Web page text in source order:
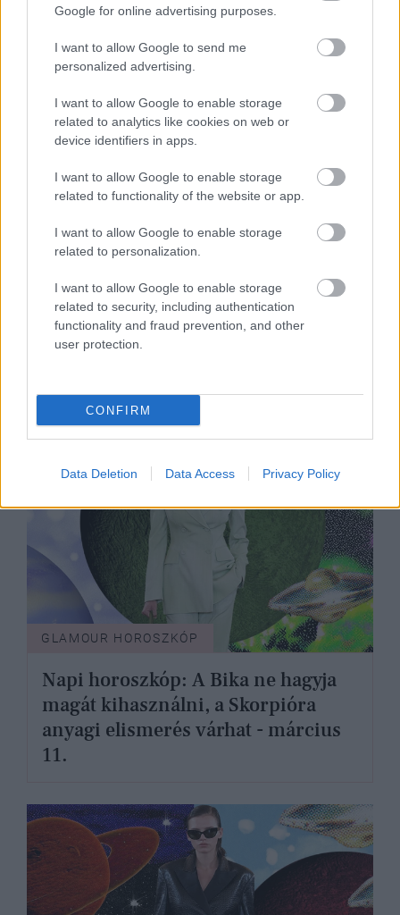
Google for online advertising purposes.
I want to allow Google to send me
personalized advertising.
I want to allow Google to enable storage
related to analytics like cookies on web or
device identifiers in apps.
I want to allow Google to enable storage
related to functionality of the website or app.
I want to allow Google to enable storage
related to personalization.
I want to allow Google to enable storage
related to security, including authentication
functionality and fraud prevention, and other
user protection.
CONFIRM
Data Deletion Data Access Privacy Policy
GLAMOUR HOROSZKÓP
józan eszére, a Mérleg kitartását
siker koronázza - március 12.
GLAMOUR HOROSZKÓP
3 csillagjegy, aki mindenki másnál
empatikusabb és támogatóbb: nem
véletlenül szeretik őket annyian
GLAMOUR HOROSZKÓP
Napi horoszkóp: A Bika ne hagyja
magát kihasználni, a Skorpióra
anyagi elismerés várhat - március
11.